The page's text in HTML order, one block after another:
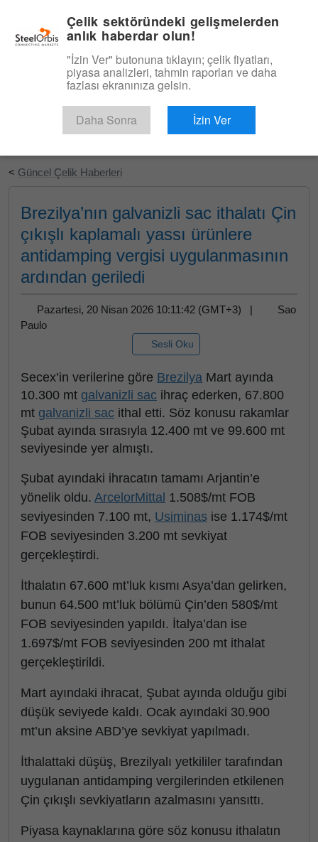
Ücretsiz Deneyin
< Güncel Çelik Haberleri
Brezilya’nın galvanizli sac ithalatı Çin
çıkışlı kaplamalı yassı ürünlere
antidamping vergisi uygulanmasının
ardından geriledi
Pazartesi, 20 Nisan 2026 10:11:42 (GMT+3) |
Sao
Paulo
Sesli Oku
Secex’in verilerine göre Brezilya Mart ayında
10.300 mt galvanizli sac ihraç ederken, 67.800
mt galvanizli sac ithal etti. Söz konusu rakamlar
Şubat ayında sırasıyla 12.400 mt ve 99.600 mt
seviyesinde yer almıştı.
Şubat ayındaki ihracatın tamamı Arjantin’e
yönelik oldu. ArcelorMittal 1.508$/mt FOB
seviyesinden 7.100 mt, Usiminas ise 1.174$/mt
FOB seviyesinden 3.200 mt sevkiyat
gerçekleştirdi.
İthalatın 67.600 mt’luk kısmı Asya’dan gelirken,
bunun 64.500 mt’luk bölümü Çin’den 580$/mt
FOB seviyesinden yapıldı. İtalya’dan ise
1.697$/mt FOB seviyesinden 200 mt ithalat
gerçekleştirildi.
Mart ayındaki ihracat, Şubat ayında olduğu gibi
düşük seviyede kaldı. Ocak ayındaki 30.900
mt’un aksine ABD’ye sevkiyat yapılmadı.
İthalattaki düşüş, Brezilyalı yetkililer tarafından
uygulanan antidamping vergilerinden etkilenen
Çin çıkışlı sevkiyatların azalmasını yansıttı.
Piyasa kaynaklarına göre söz konusu ithalatın
Çelik sektöründeki gelişmelerden
anlık haberdar olun!
"İzin Ver" butonuna tıklayın; çelik fiyatları,
piyasa analizleri, tahmin raporları ve daha
fazlası ekranınıza gelsin.
Daha Sonra İzin Ver